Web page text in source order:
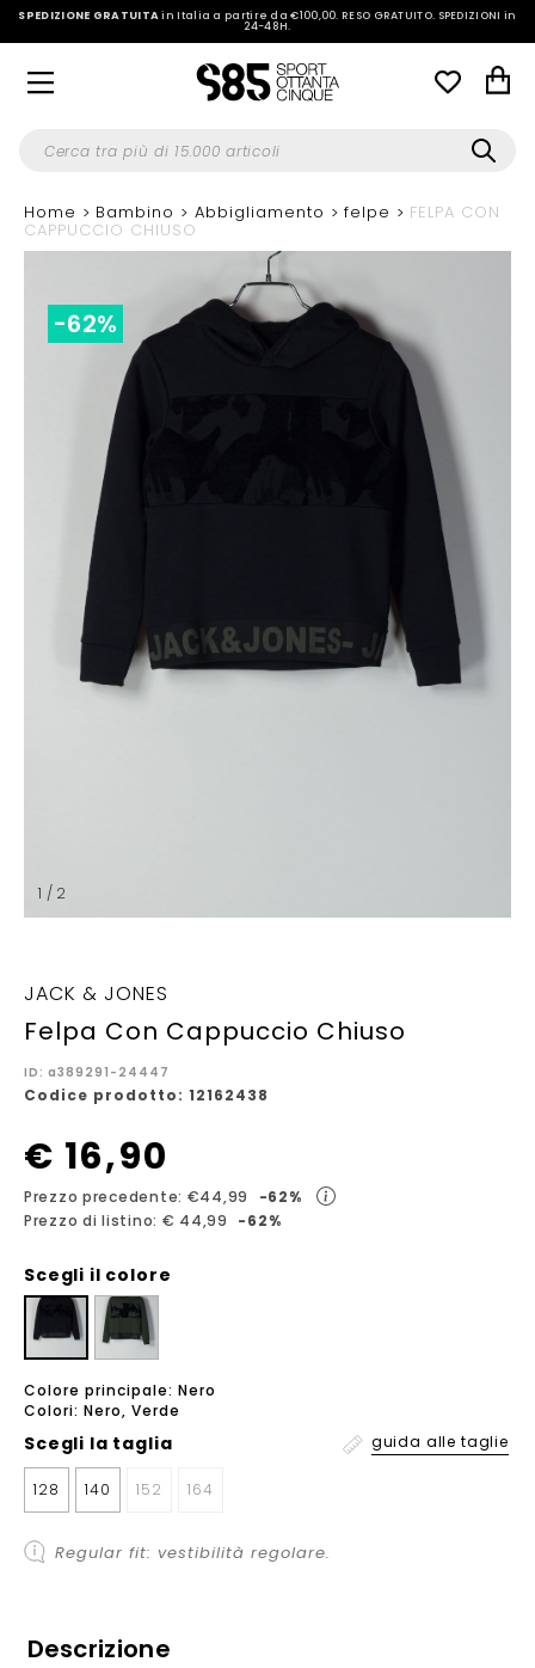
SPEDIZIONE GRATUITAin Italia a partire da €100,00.RESO GRATUITO. SPEDIZIONI in
24-48H.
Home Bambino Abbigliamento felpe FELPA CON
CAPPUCCIO CHIUSO
1 / 2
-62%
JACK & JONES
Felpa Con Cappuccio Chiuso
ID: a389291-24447
Codice prodotto: 12162438
€ 16,90
Prezzo precedente: €44,99
-62%
Prezzo di listino: € 44,99
-62%
Scegli il colore
Colore principale: Nero
Colori: Nero, Verde
Scegli la taglia guida alle taglie
128 140 152 164
Regular fit: vestibilità regolare.
Descrizione